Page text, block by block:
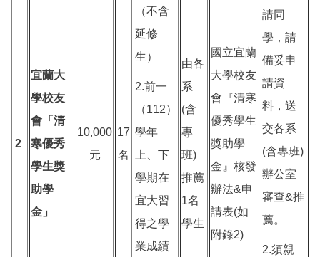
2
宜蘭大
學校友
會「清
寒優秀
學生獎
助學
金」
10,000
元
17
名
（不含
延修
生）
2.前一
（112）
學年
上、下
學期在
宜大習
得之學
業成績
由各
系
(含
專
班)
推薦
1名
學生
國立宜蘭
大學校友
會『清寒
優秀學生
獎助學
金』核發
辦法&申
請表(如
附錄2)
請同
學，請
備妥申
請資
料，送
交各系
(含專班)
辦公室
審查&推
薦。
2.須親